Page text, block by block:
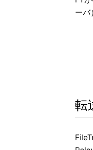
ーバ
転